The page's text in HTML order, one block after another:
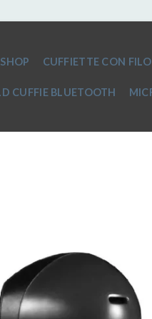
SHOP CUFFIETTE CON FILO
CUFFIE BLUETOOTH